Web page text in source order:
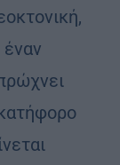
έναν